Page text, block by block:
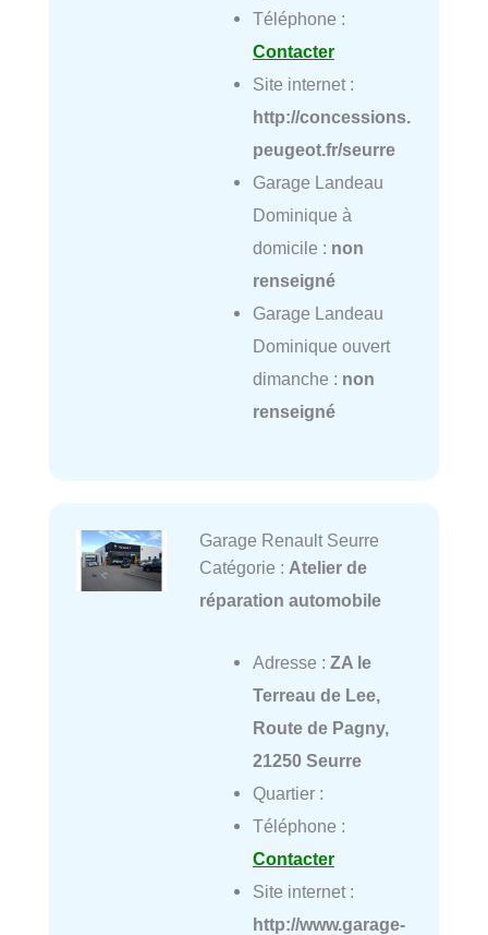
Téléphone :
Contacter
Site internet :
http://concessions.
peugeot.fr/seurre
Garage Landeau
Dominique à
domicile : non
renseigné
Garage Landeau
Dominique ouvert
dimanche : non
renseigné
Garage Renault Seurre
Catégorie : Atelier de
réparation automobile
Adresse : ZA le
Terreau de Lee,
Route de Pagny,
21250 Seurre
Quartier :
Téléphone :
Contacter
Site internet :
http://www.garage-